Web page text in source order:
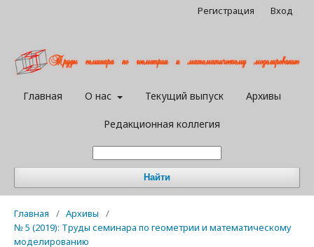
Главная О нас Текущий выпуск Архивы
Редакционная коллегия
Найти
Регистрация Вход
Главная / Архивы
/
№ 5 (2019): Труды семинара по геометрии и математическому
моделированию